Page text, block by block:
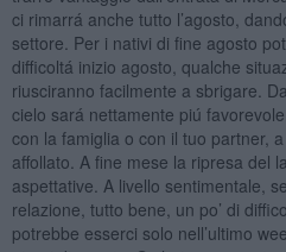
ci rimarrá anche tutto l’agosto,
settore. Per i nativi di fine agosto
difficoltá inizio agosto, qualche
riusciranno facilmente a sbrigare.
cielo sará nettamente piú
con la famiglia o con il tuo partner,
affollato. A fine mese la ripresa del
aspettative. A livello sentimentale,
relazione, tutto bene, un po’ di
potrebbe esserci solo nell’ultimo